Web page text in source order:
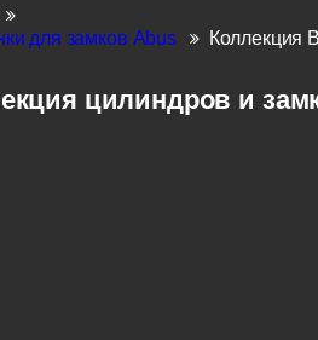
для замков Abus
Коллекция
цилиндров и